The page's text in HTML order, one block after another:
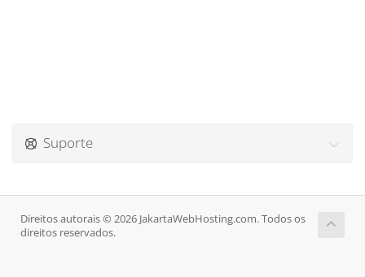
Suporte
Direitos autorais © 2026 JakartaWebHosting.com. Todos os
direitos reservados.